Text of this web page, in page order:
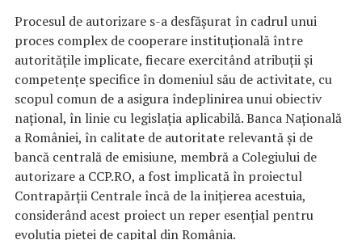
Procesul de autorizare s-a desfășurat în cadrul unui
proces complex de cooperare instituțională între
autoritățile implicate, fiecare exercitând atribuții și
competențe specifice în domeniul său de activitate, cu
scopul comun de a asigura îndeplinirea unui obiectiv
național, în linie cu legislația aplicabilă. Banca Națională
a României, în calitate de autoritate relevantă și de
bancă centrală de emisiune, membră a Colegiului de
autorizare a CCP.RO, a fost implicată în proiectul
Contrapărții Centrale încă de la inițierea acestuia,
considerând acest proiect un reper esențial pentru
evoluția pieței de capital din România.